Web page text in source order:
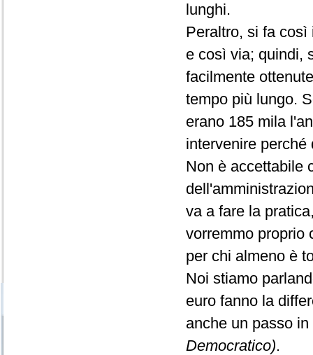
lunghi.
Peraltro, si fa così
e così via; quindi,
facilmente
tempo più lungo.
erano 185 mila
intervenire
Non è accettabile
va a fare la
vorremmo proprio
per chi almeno è
Noi stiamo
euro fanno la
anche un passo
Democratico).